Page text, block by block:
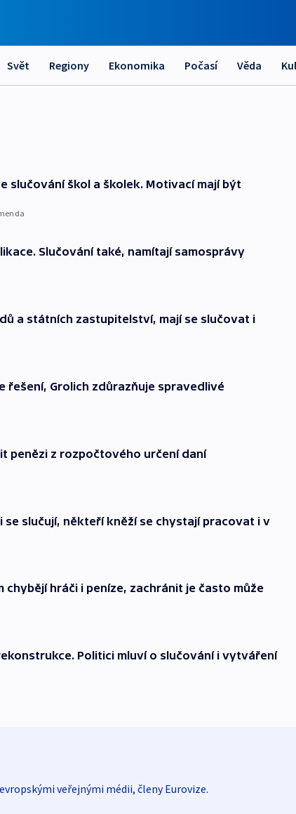
Svět Regiony Ekonomika Počasí Věda
slučování škol a školek. Motivací mají být
Slučování také, namítají samosprávy
a státních zastupitelství, mají se slučovat i
řešení, Grolich zdůrazňuje spravedlivé
penězi z rozpočtového určení daní
se slučují, někteří kněží se chystají pracovat i v
hráči i peníze, zachránit je často může
Politici mluví o slučování i vytváření
veřejnými médii, členy Eurovize.